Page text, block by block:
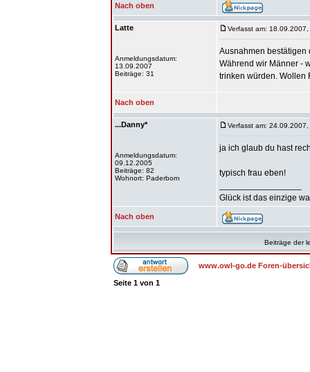
Nach oben
Latte
Anmeldungsdatum:
13.09.2007
Beiträge: 31
Verfasst am:
Ausnahmen bestätigen
Während wir Männer -
trinken würden. Wollen
Nach oben
...Danny*
Anmeldungsdatum:
09.12.2005
Beiträge: 82
Wohnort: Paderborn
Verfasst am:
ja ich glaub du hast
typisch frau eben!
Glück ist das einzige
Nach oben
Beiträge der
www.owl-go.de Foren-
Seite 1 von 1